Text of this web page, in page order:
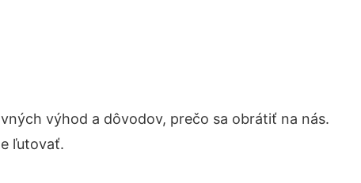
výhod a dôvodov, prečo sa obrátiť na nás.
ľutovať.